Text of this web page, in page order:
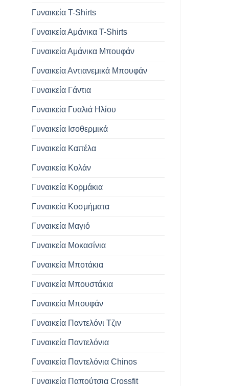
Γυναικεία T-Shirts
Γυναικεία Αμάνικα T-Shirts
Γυναικεία Αμάνικα Μπουφάν
Γυναικεία Αντιανεμικά Μπουφάν
Γυναικεία Γάντια
Γυναικεία Γυαλιά Ηλίου
Γυναικεία Ισοθερμικά
Γυναικεία Καπέλα
Γυναικεία Κολάν
Γυναικεία Κορμάκια
Γυναικεία Κοσμήματα
Γυναικεία Μαγιό
Γυναικεία Μοκασίνια
Γυναικεία Μποτάκια
Γυναικεία Μπουστάκια
Γυναικεία Μπουφάν
Γυναικεία Παντελόνι Τζιν
Γυναικεία Παντελόνια
Γυναικεία Παντελόνια Chinos
Γυναικεία Παπούτσια Crossfit